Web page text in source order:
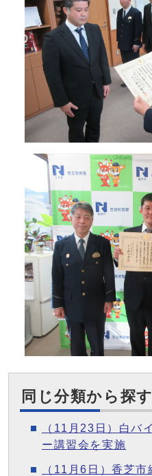
同じ分類から探す
（11月23日）白バ
ー講習会を実施
（11月6日）香芝